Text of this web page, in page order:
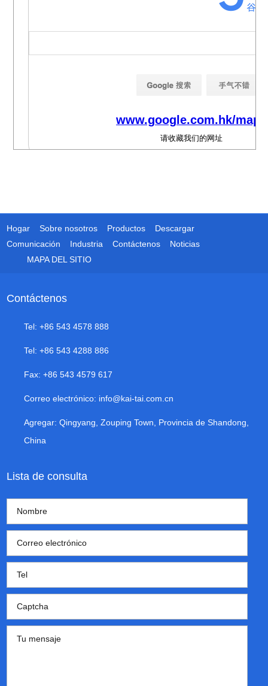
Hogar Sobre nosotros Productos
Descargar
Comunicación
Industria Contáctenos
Noticias
MAPA DEL SITIO
Contáctenos
Tel: +86 543 4578 888
Tel: +86 543 4288 886
Fax: +86 543 4579 617
Correo electrónico: info@kai-tai.com.cn
Agregar: Qingyang, Zouping Town, Provincia de Shandong,
China
Lista de consulta